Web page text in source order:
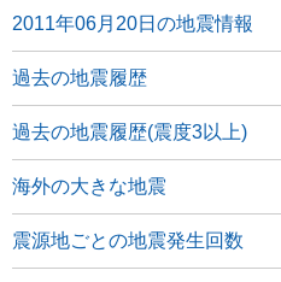
2011年06月20日の地震情報
過去の地震履歴
過去の地震履歴(震度3以上)
海外の大きな地震
震源地ごとの地震発生回数